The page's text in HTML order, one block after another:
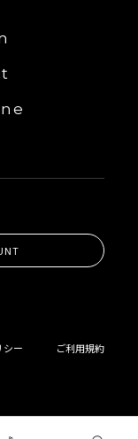
シー ご利用規約